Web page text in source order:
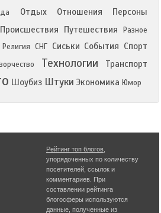
Отдых Отношения Персоны
Происшествия Путешествия
Разное
Религия СНГ Сиськи События Спорт
Технологии Транспорт
Шоубиз Штуки Экономика Юмор
Рейтинг топ блогов
упорядоченных по количеству
посетителей, ссылок и
комментариев. При
составлении рейтинга
блогосферы используются
данные, полученные из